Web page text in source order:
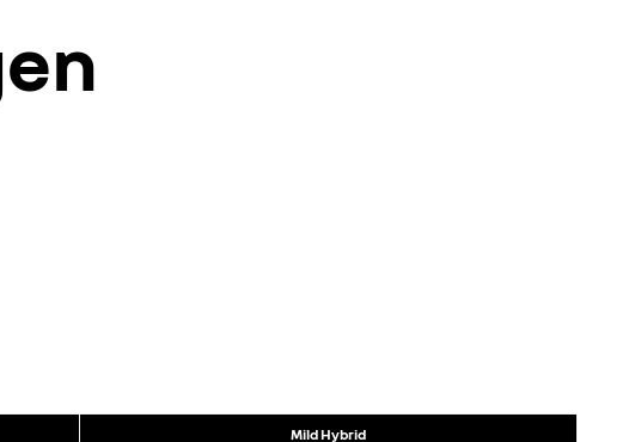
Mild Hybrid